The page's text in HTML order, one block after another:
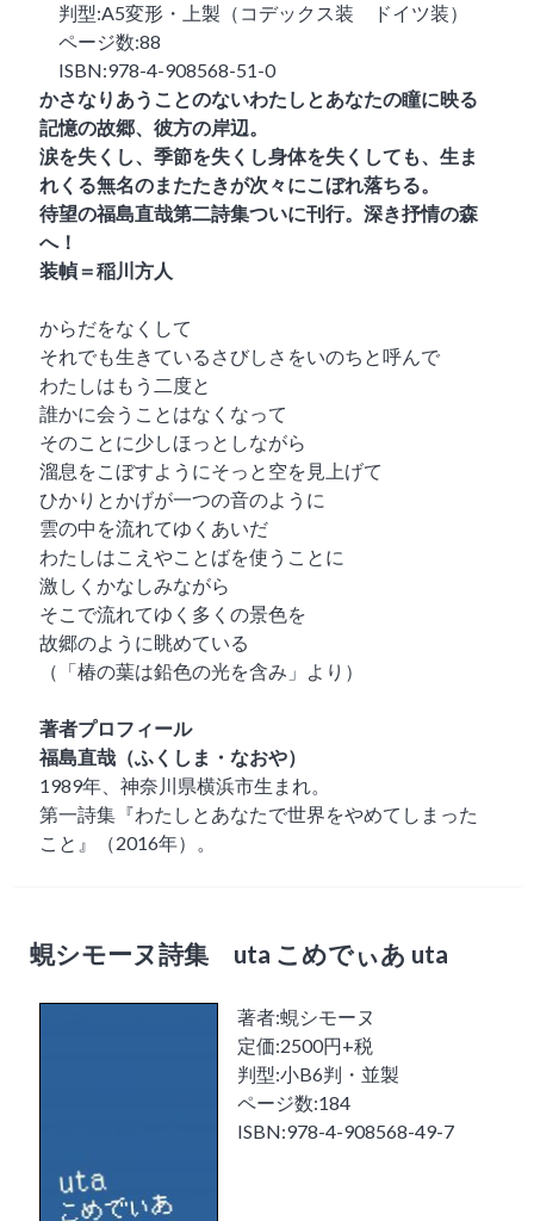
判型:A5変形・上製（コデックス装 ドイツ装）
ページ数:88
ISBN:978-4-908568-51-0
かさなりあうことのないわたしとあなたの瞳に映る
記憶の故郷、彼方の岸辺。
涙を失くし、季節を失くし身体を失くしても、生ま
れくる無名のまたたきが次々にこぼれ落ちる。
待望の福島直哉第二詩集ついに刊行。深き抒情の森
へ！
装幀＝稲川方人
からだをなくして
それでも生きているさびしさをいのちと呼んで
わたしはもう二度と
誰かに会うことはなくなって
そのことに少しほっとしながら
溜息をこぼすようにそっと空を見上げて
ひかりとかげが一つの音のように
雲の中を流れてゆくあいだ
わたしはこえやことばを使うことに
激しくかなしみながら
そこで流れてゆく多くの景色を
故郷のように眺めている
（「椿の葉は鉛色の光を含み」より）
著者プロフィール
福島直哉（ふくしま・なおや）
1989年、神奈川県横浜市生まれ。
第一詩集『わたしとあなたで世界をやめてしまった
こと』（2016年）。
蜆シモーヌ詩集 uta こめでぃあ uta
著者:蜆シモーヌ
定価:2500円+税
判型:小B6判・並製
ページ数:184
ISBN:978-4-908568-49-7